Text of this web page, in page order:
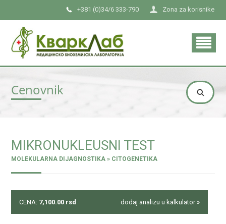
Zona za korisnike
+381 (0)34/6 333-790
Cenovnik
MIKRONUKLEUSNI TEST
MOLEKULARNA DIJAGNOSTIKA » CITOGENETIKA
CENA: 7,100.00 rsd dodaj analizu u kalkulator »